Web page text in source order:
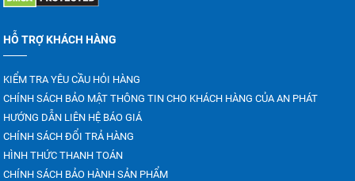
HỖ TRỢ KHÁCH HÀNG
KIỂM TRA YÊU CẦU HỎI HÀNG
CHÍNH SÁCH BẢO MẬT THÔNG TIN CHO KHÁCH HÀNG CỦA AN PHÁT
HƯỚNG DẪN LIÊN HỆ BÁO GIÁ
CHÍNH SÁCH ĐỔI TRẢ HÀNG
HÌNH THỨC THANH TOÁN
CHÍNH SÁCH BẢO HÀNH SẢN PHẨM